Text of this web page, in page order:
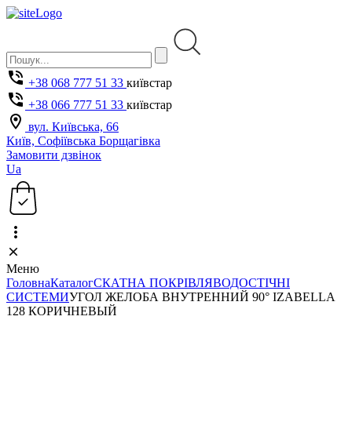
+38 068 777 51 33 київстар
+38 066 777 51 33 київстар
вул. Київська, 66
Київ, Софіївська Борщагівка
Замовити дзвінок
Ua
Меню
ГоловнаКаталогСКАТНА ПОКРІВЛЯВОДОСТІЧНІ
СИСТЕМИУГОЛ ЖЕЛОБА ВНУТРЕННИЙ 90° IZABELLA
128 КОРИЧНЕВЫЙ